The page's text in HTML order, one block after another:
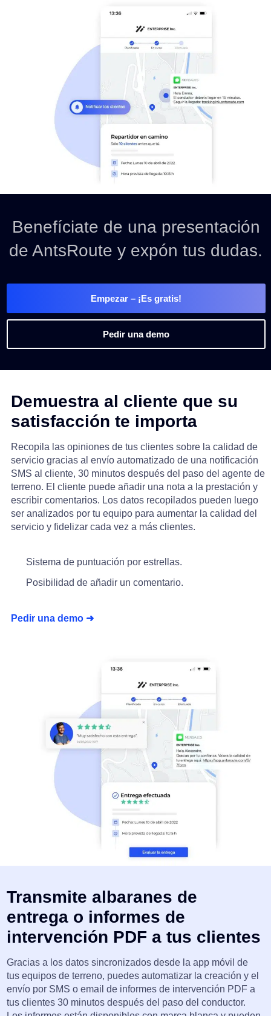
Benefíciate de una presentación
de AntsRoute y expón tus dudas.
Empezar– ¡Es gratis!
Pedir una demo
Demuestra al cliente que su
satisfacción te importa
Recopila las opiniones de tus clientes sobre la calidad de
servicio gracias al envío automatizado de una notificación
SMS al cliente, 30 minutos después del paso del agente de
terreno. El cliente puede añadir una nota a la prestación y
escribir comentarios. Los datos recopilados pueden luego
ser analizados por tu equipo para aumentar la calidad del
servicio y fidelizar cada vez a más clientes.
Sistema de puntuación por estrellas.
Posibilidad de añadir un comentario.
Pedir una demo ➜
Transmite albaranes de
entrega o informes de
intervención PDF a tus clientes
Gracias a los datos sincronizados desde la app móvil de
tus equipos de terreno, puedes automatizar la creación y el
envío por SMS o email de informes de intervención PDF a
tus clientes 30 minutos después del paso del conductor.